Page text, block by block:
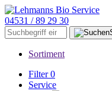
04531 / 89 29 30
Sortiment
Filter 0
Service